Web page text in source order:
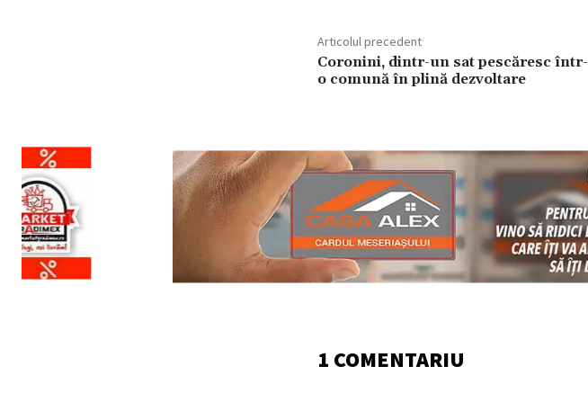
Articolul precedent
Coronini, dintr-un sat pescăresc într-
o comună în plină dezvoltare
1 COMENTARIU